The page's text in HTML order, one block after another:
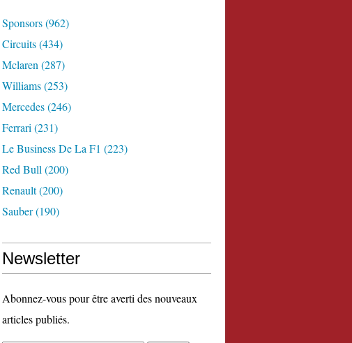
Sponsors(962)
Circuits(434)
Mclaren (287)
Williams(253)
Mercedes(246)
Ferrari (231)
Le Business De La F1 (223)
Red Bull (200)
Renault(200)
Sauber(190)
Newsletter
Abonnez-vous pour être averti des nouveaux
articles publiés.